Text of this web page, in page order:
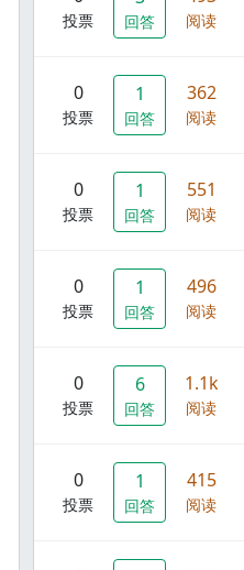
投票 回答 阅读
0
投票
1
回答
362
阅读
0
投票
1
回答
551
阅读
0
投票
1
回答
496
阅读
0
投票
6
回答
1.1k
阅读
0
投票
1
回答
415
阅读